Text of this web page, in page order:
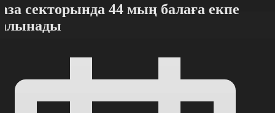
секторында 44 мың балаға екпе